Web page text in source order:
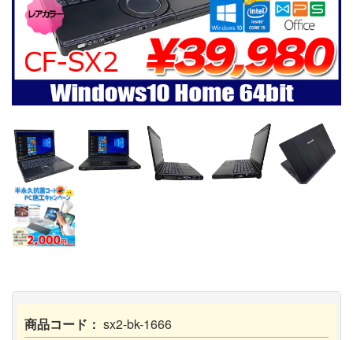
商品コード： sx2-bk-1666